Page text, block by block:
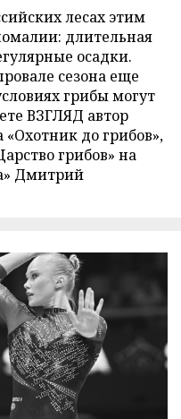
лесах этим
длительная
осадки.
сезона еще
грибы могут
ВЗГЛЯД автор
до грибов»,
грибов» на
Дмитрий